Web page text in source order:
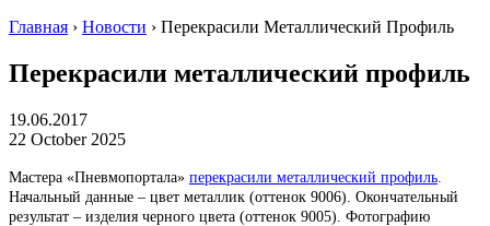
Главная › Новости › Перекрасили Металлический Профиль
Перекрасили металлический профиль
19.06.2017
22 October 2025
Мастера «Пневмопортала» перекрасили металлический профиль
Начальный данные – цвет металлик (оттенок 9006). Окончательный
результат – изделия черного цвета (оттенок 9005). Фотографию